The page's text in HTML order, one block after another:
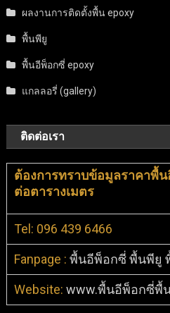
ผลงานการติดตั้งพื้น epoxy
พื้นพียู
พื้นอีพ็อกซี่ epoxy
แกลลอรี่ (gallery)
ติดต่อเรา
ต้องการทราบข้อมูลราคาพื้
ต่อตารางเมตร
Tel: 096 439 6466
Fanpage :พื้นอีพ็อกซี่ พื้นพียู
Website:www.พื้นอีพ็อกซี่พื้